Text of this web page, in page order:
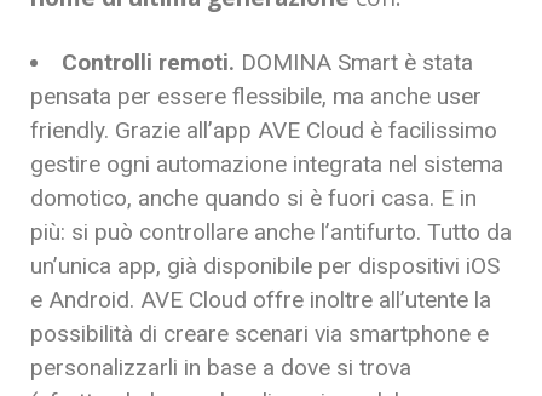
Controlli remoti. DOMINA Smart è stata
pensata per essere flessibile, ma anche user
friendly. Grazie all’app AVE Cloud è facilissimo
gestire ogni automazione integrata nel sistema
domotico, anche quando si è fuori casa. E in
più: si può controllare anche l’antifurto. Tutto da
un’unica app, già disponibile per dispositivi iOS
e Android. AVE Cloud offre inoltre all’utente la
possibilità di creare scenari via smartphone e
personalizzarli in base a dove si trova